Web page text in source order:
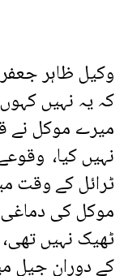
وکیل ظاہر
کہ یہ نہیں
میرے موکل نے
نہیں کیا،
ٹرائل کے وقت
موکل کی
ٹھیک نہیں تھی،
کے دوران جیل